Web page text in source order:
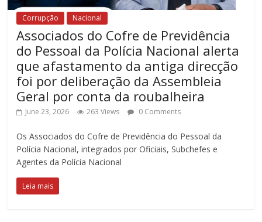
Corrupção Nacional
Associados do Cofre de Previdência
do Pessoal da Polícia Nacional alerta
que afastamento da antiga direcção
foi por deliberação da Assembleia
Geral por conta da roubalheira
June 23, 2026 263 Views 0 Comments
Os Associados do Cofre de Previdência do Pessoal da
Polícia Nacional, integrados por Oficiais, Subchefes e
Agentes da Polícia Nacional
Leia mais